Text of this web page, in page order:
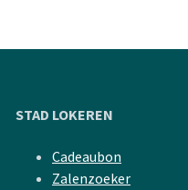
STAD LOKEREN
Cadeaubon
Zalenzoeker